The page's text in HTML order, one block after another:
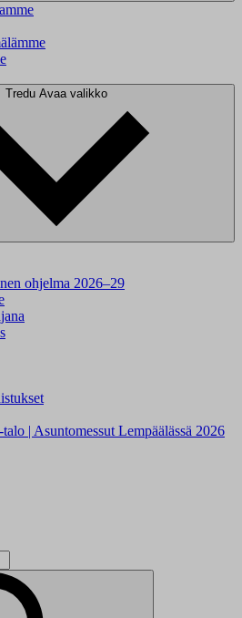
Tredu Avaa valikko
ohjelma 2026–29
| Asuntomessut Lempäälässä 2026